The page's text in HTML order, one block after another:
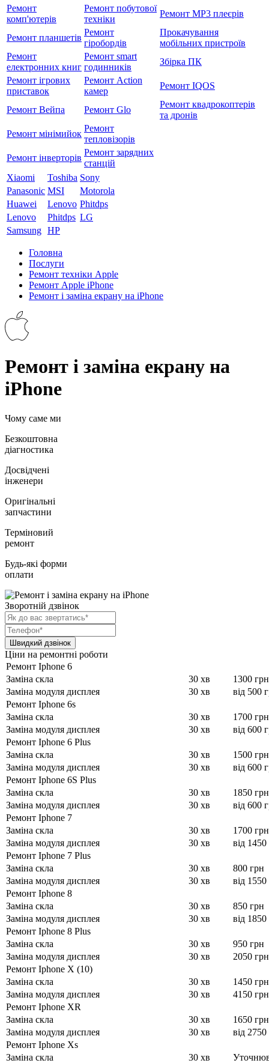
Ремонт
комп'ютерів
Ремонт побутової
техніки
Ремонт MP3 плеєрів
Ремонт планшетів
Ремонт
гіробордів
Прокачування
мобільних пристроїв
Ремонт
електронних книг
Ремонт smart
годинників
Збірка ПК
Ремонт ігрових
приставок
Ремонт Action
камер
Ремонт IQOS
Ремонт Вейпа Ремонт Glo
Ремонт квадрокоптерів
та дронів
Ремонт мiнiмийок
Ремонт
тепловізорів
Ремонт інверторів
Ремонт зарядних
станцій
Xiaomi
Toshiba Sony
Panasonic MSI
Motorola
Huawei
Lenovo Phitdps
Lenovo
Phitdps LG
Samsung HP
Головна
Послуги
Ремонт техніки Apple
Ремонт Apple iPhone
Ремонт і заміна екрану на iPhone
Ремонт і заміна екрану на
iPhone
Чому саме ми
Безкоштовна
діагностика
Досвідчені
інженери
Оригінальні
запчастини
Терміновий
ремонт
Будь-які форми
оплати
Зворотній дзвінок
Ціни на ремонтні роботи
Ремонт Iphone 6
Заміна скла
30 хв
1300 грн
Заміна модуля дисплея
30 хв
від 500
Ремонт Iphone 6s
Заміна скла
30 хв
1700 грн
Заміна модуля дисплея
30 хв
від 600
Ремонт Iphone 6 Plus
Заміна скла
30 хв
1500 грн
Заміна модуля дисплея
30 хв
від 600
Ремонт Iphone 6S Plus
Заміна скла
30 хв
1850 грн
Заміна модуля дисплея
30 хв
від 600
Ремонт Iphone 7
Заміна скла
30 хв
1700 грн
Заміна модуля дисплея
30 хв
від
Ремонт Iphone 7 Plus
Заміна скла
30 хв
800 грн
Заміна модуля дисплея
30 хв
від
Ремонт Iphone 8
Заміна скла
30 хв
850 грн
Заміна модуля дисплея
30 хв
від
Ремонт Iphone 8 Plus
Заміна скла
30 хв
950 грн
Заміна модуля дисплея
30 хв
2050 грн
Ремонт Iphone X (10)
Заміна скла
30 хв
1450 грн
Заміна модуля дисплея
30 хв
4150 грн
Ремонт Iphone XR
Заміна скла
30 хв
1650 грн
Заміна модуля дисплея
30 хв
від 2750
Ремонт Iphone Xs
Заміна скла
30 хв